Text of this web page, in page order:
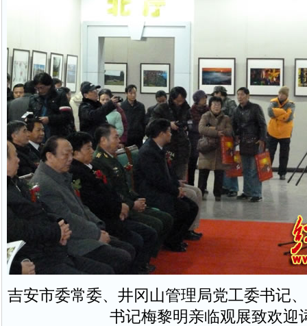
吉安市委常委、井冈山管理局党工委书记
书记梅黎明亲临观展致欢迎